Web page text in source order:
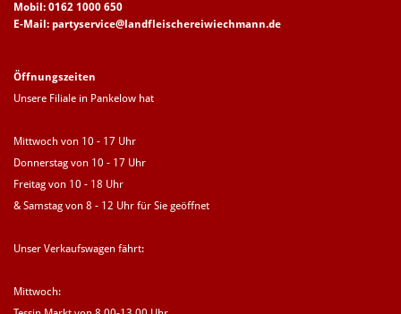
Mobil: 0162 1000 650
E-Mail: partyservice@landfleischereiwiechmann.de
Öffnungszeiten
Unsere Filiale in Pankelow hat
Mittwoch von 10 - 17 Uhr
Donnerstag von 10 - 17 Uhr
Freitag von 10 - 18 Uhr
& Samstag von 8 - 12 Uhr für Sie geöffnet
Unser Verkaufswagen fährt:
Mittwoch: